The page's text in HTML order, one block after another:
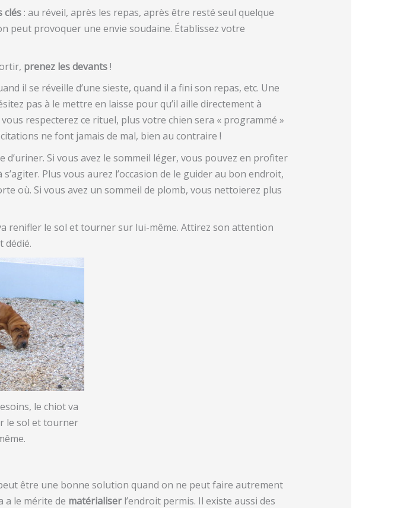
clés: au réveil, après les repas, après être resté seul quelque
peut provoquer une envie soudaine. Établissez votre
prenez les devants!
il se réveille d’une sieste, quand il a fini son repas, etc. Une
pas à le mettre en laisse pour qu’il aille directement à
respecterez ce rituel, plus votre chien sera « programmé »
ne font jamais de mal, bien au contraire !
Si vous avez le sommeil léger, vous pouvez en profiter
Plus vous aurez l’occasion de le guider au bon endroit,
où. Si vous avez un sommeil de plomb, vous nettoierez plus
renifler le sol et tourner sur lui-même. Attirez son attention
dédié.
le chiot va
le sol et tourner
être une bonne solution quand on ne peut faire autrement
a le mérite de matérialiserl’endroit permis. Il existe aussi des